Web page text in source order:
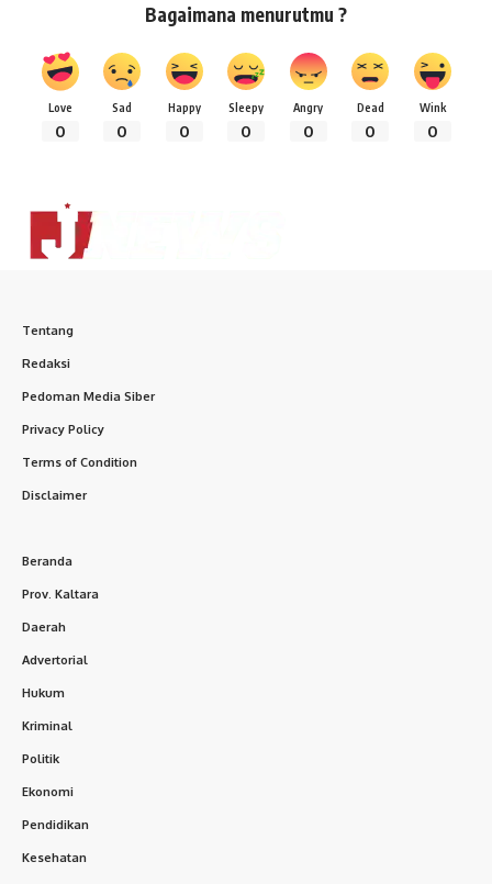
Bagaimana menurutmu ?
Love
0
Sad
0
Happy
0
Sleepy
0
Angry
0
Dead
0
Wink
0
Tentang
Redaksi
Pedoman Media Siber
Privacy Policy
Terms of Condition
Disclaimer
Beranda
Prov. Kaltara
Daerah
Advertorial
Hukum
Kriminal
Politik
Ekonomi
Pendidikan
Kesehatan